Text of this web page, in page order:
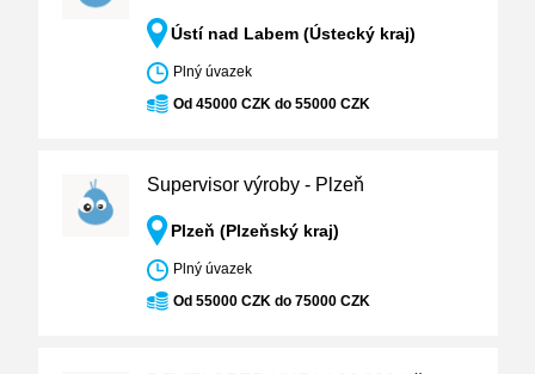
Ústí nad Labem (Ústecký kraj)
Plný úvazek
Od 45000 CZK do 55000 CZK
Supervisor výroby - Plzeň
Plzeň (Plzeňský kraj)
Plný úvazek
Od 55000 CZK do 75000 CZK